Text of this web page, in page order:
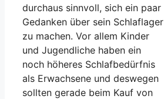
durchaus sinnvoll, sich ein paar
Gedanken über sein Schlaflager
zu machen. Vor allem Kinder
und Jugendliche haben ein
noch höheres Schlafbedürfnis
als Erwachsene und deswegen
sollten gerade beim Kauf von